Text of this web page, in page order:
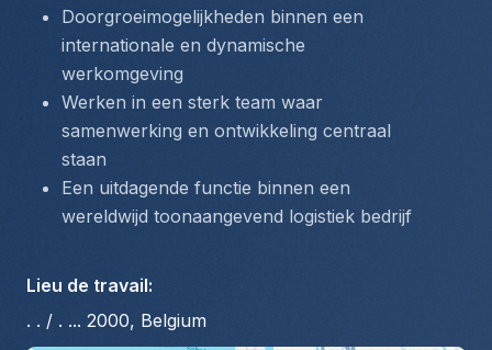
Doorgroeimogelijkheden binnen een
internationale en dynamische
werkomgeving
Werken in een sterk team waar
samenwerking en ontwikkeling centraal
staan
Een uitdagende functie binnen een
wereldwijd toonaangevend logistiek bedrijf
Lieu de travail:
. . / . ... 2000, Belgium